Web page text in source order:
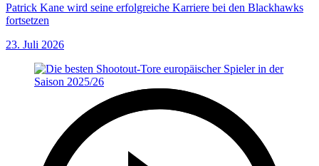
Patrick Kane wird seine erfolgreiche Karriere bei den Blackhawks
fortsetzen
23. Juli 2026